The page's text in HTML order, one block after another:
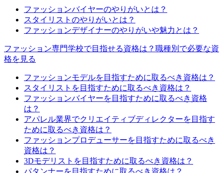
ファッションバイヤーのやりがいとは？
スタイリストのやりがいとは？
ファッションデザイナーのやりがいや魅力とは？
ファッション専門学校で目指せる資格は？職種別で必要な資
格を見る
ファッションモデルを目指すために取るべき資格は？
スタイリストを目指すために取るべき資格は？
ファッションバイヤーを目指すために取るべき資格
は？
アパレル業界でクリエイティブディレクターを目指す
ために取るべき資格は？
ファッションプロデューサーを目指すために取るべき
資格は？
3Dモデリストを目指すために取るべき資格は？